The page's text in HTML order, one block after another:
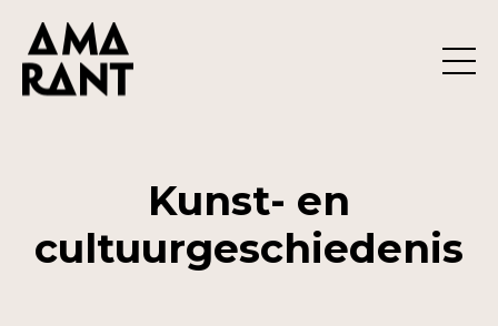
Kunst- en
cultuurgeschiedenis